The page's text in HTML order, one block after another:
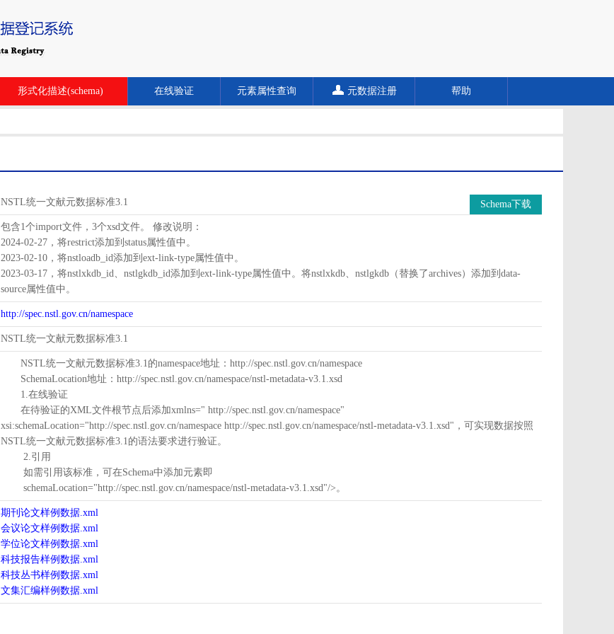
形式化描述(schema) 在线验证 元素属性查询 元数据注册 帮助
NSTL统一文献元数据标准3.1 Schema下载
包含1个import文件，3个xsd文件。 修改说明：
2024-02-27，将restrict添加到status属性值中。
2023-02-10，将nstloadb_id添加到ext-link-type属性值中。
2023-03-17，将nstlxkdb_id、nstlgkdb_id添加到ext-link-type属性值中。将nstlxkdb、nstlgkdb（替换了archives）添加到data-
source属性值中。
http://spec.nstl.gov.cn/namespace
NSTL统一文献元数据标准3.1
NSTL统一文献元数据标准3.1的namespace地址：http://spec.nstl.gov.cn/namespace
SchemaLocation地址：http://spec.nstl.gov.cn/namespace/nstl-metadata-v3.1.xsd
1.在线验证
在待验证的XML文件根节点后添加xmlns=" http://spec.nstl.gov.cn/namespace"
xsi:schemaLocation="http://spec.nstl.gov.cn/namespace http://spec.nstl.gov.cn/namespace/nstl-metadata-v3.1.xsd"，可实现数据按照
NSTL统一文献元数据标准3.1的语法要求进行验证。
2.引用
如需引用该标准，可在Schema中添加元素即
schemaLocation="http://spec.nstl.gov.cn/namespace/nstl-metadata-v3.1.xsd"/>。
期刊论文样例数据.xml
会议论文样例数据.xml
学位论文样例数据.xml
科技报告样例数据.xml
科技丛书样例数据.xml
文集汇编样例数据.xml